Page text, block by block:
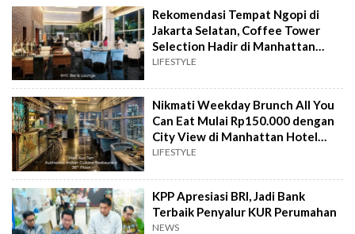
Rekomendasi Tempat Ngopi di
Jakarta Selatan, Coffee Tower
Selection Hadir di Manhattan
Hotel Jakarta
LIFESTYLE
Nikmati Weekday Brunch All You
Can Eat Mulai Rp150.000 dengan
City View di Manhattan Hotel
Jakarta
LIFESTYLE
KPP Apresiasi BRI, Jadi Bank
Terbaik Penyalur KUR Perumahan
NEWS